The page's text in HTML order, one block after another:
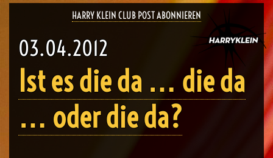
HARRY KLEIN CLUB POST ABONNIEREN
03.04.2012
Ist es die da … die da
… oder die da?